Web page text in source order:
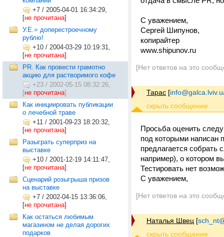
+7 / 2005-04-01 16:34:29,
[не прочитана]
У.Е.= доперестроечному
рублю!
+10 / 2004-03-29 10:19:31,
[не прочитана]
PR. Как провести грамотно
акцию для растворимого кофе
+23 / 2002-05-15 08:32:26,
[не прочитана]
Как инициировать публикации
о лечебной траве
+11 / 2001-09-23 18:20:32,
[не прочитана]
Разыграть суперприз на
выставке
+10 / 2001-12-19 14:11:47,
[не прочитана]
Сценарий розыгрыша призов
на выставке
+7 / 2002-04-15 13:36:06,
[не прочитана]
Как остаться любимым
магазином не делая дорогих
подарков
С уважением,
Сергей Шипунов,
копирайтер
www.shipunov.ru
[Нет ответов на это
Тарас [
Просьба оценить
под которыми написан
предлагается
например), о котором
Тестировать нет
С уважением,
[Нет ответов на это
Наталья Швец [